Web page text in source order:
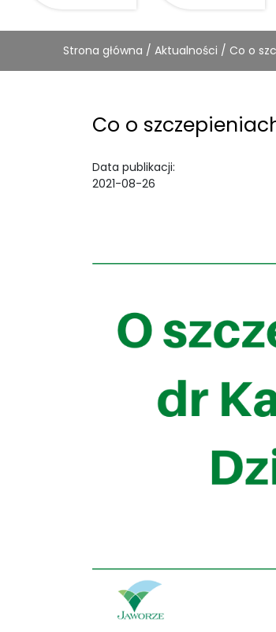
Strona główna / Aktualności / Co o
Co o
Data publikacji:
2021-08-26